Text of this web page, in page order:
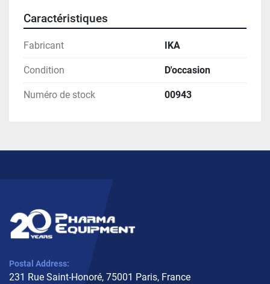
Caractéristiques
Fabricant IKA
Condition D'occasion
Numéro de stock 00943
Postal Address:
231 Rue Saint-Honoré, 75001 Paris, France